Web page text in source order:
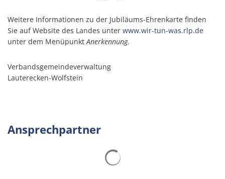
Weitere Informationen zu der Jubiläums-Ehrenkarte finden
Sie auf Website des Landes unter www.wir-tun-was.rlp.de
unter dem MenüpunktAnerkennung.
Verbandsgemeindeverwaltung
Lauterecken-Wolfstein
Ansprechpartner